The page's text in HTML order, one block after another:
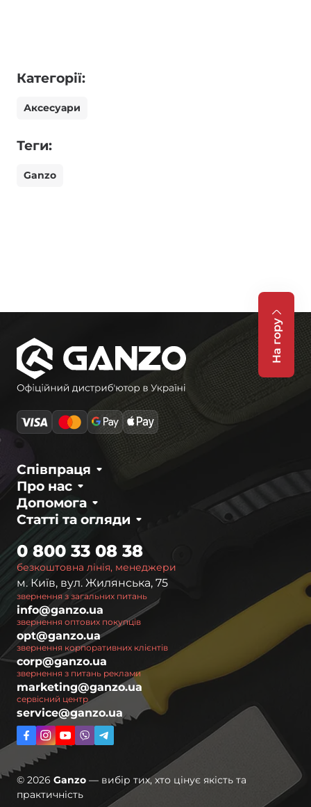
Категорії:
Аксесуари
Теги:
Ganzo
На гору
Про нас
Співпраця
Статті та огляди
Допомога
безкоштовна лінія, менеджери
0 800 33 08 38
м. Київ, вул. Жилянська, 75
звернення з загальних питань
info@ganzo.ua
звернення оптових покупців
opt@ganzo.ua
звернення корпоративних клієнтів
corp@ganzo.ua
звернення з питань реклами
marketing@ganzo.ua
сервісний центр
service@ganzo.ua
© 2026 Ganzo — вибір тих, хто цінує якість та
практичність